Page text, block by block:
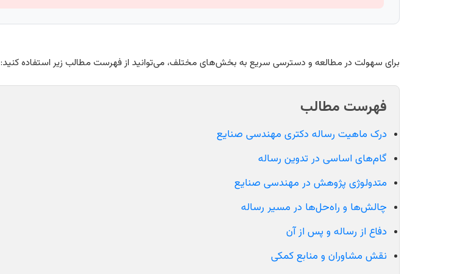
برای سهولت در مطالعه و دسترسی سریع به بخش‌های مختلف، می‌توانید از فهرست مطالب زیر استفاده کنید:
فهرست مطالب
درک ماهیت رساله دکتری مهندسی صنایع
گام‌های اساسی در تدوین رساله
متدولوژی پژوهش در مهندسی صنایع
چالش‌ها و راه‌حل‌ها در مسیر رساله
دفاع از رساله و پس از آن
نقش مشاوران و منابع کمکی